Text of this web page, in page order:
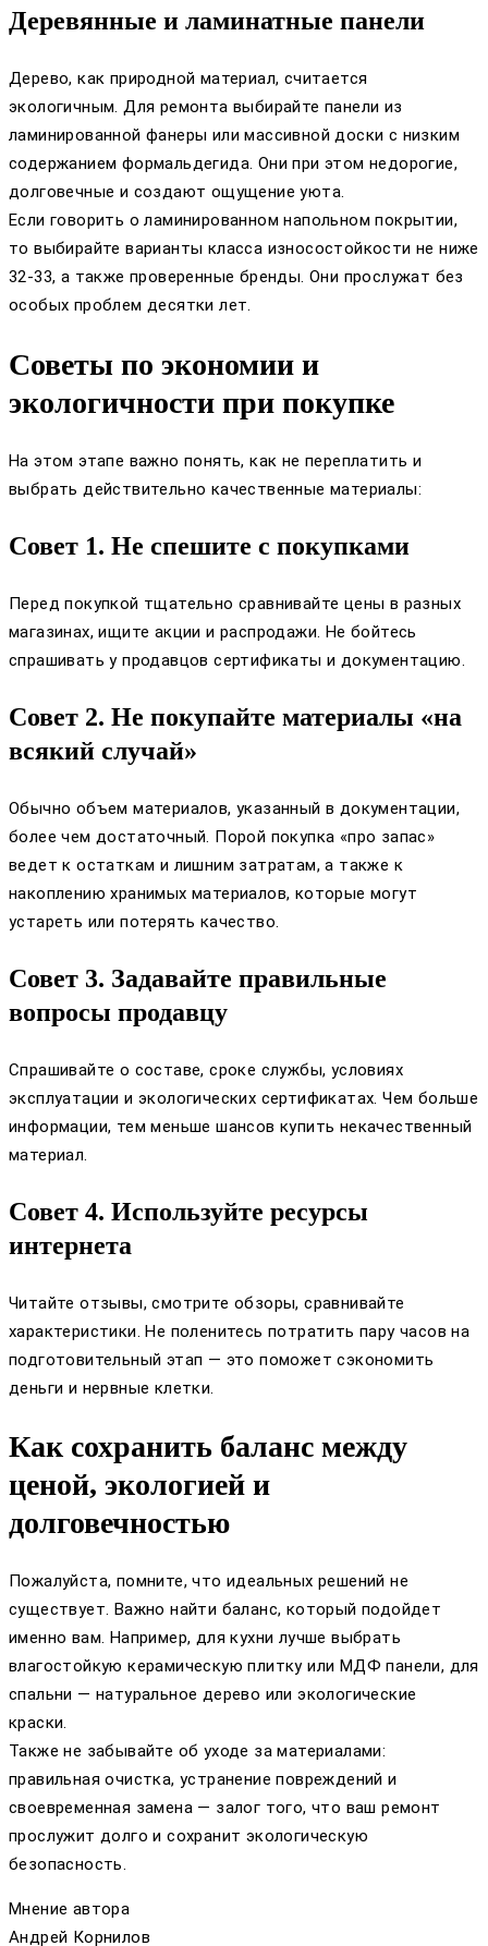
Деревянные и ламинатные панели
Дерево, как природной материал, считается
экологичным. Для ремонта выбирайте панели из
ламинированной фанеры или массивной доски с низким
содержанием формальдегида. Они при этом недорогие,
долговечные и создают ощущение уюта.
Если говорить о ламинированном напольном покрытии,
то выбирайте варианты класса износостойкости не ниже
32-33, а также проверенные бренды. Они прослужат без
особых проблем десятки лет.
Советы по экономии и
экологичности при покупке
На этом этапе важно понять, как не переплатить и
выбрать действительно качественные материалы:
Совет 1. Не спешите с покупками
Перед покупкой тщательно сравнивайте цены в разных
магазинах, ищите акции и распродажи. Не бойтесь
спрашивать у продавцов сертификаты и документацию.
Совет 2. Не покупайте материалы «на
всякий случай»
Обычно объем материалов, указанный в документации,
более чем достаточный. Порой покупка «про запас»
ведет к остаткам и лишним затратам, а также к
накоплению хранимых материалов, которые могут
устареть или потерять качество.
Совет 3. Задавайте правильные
вопросы продавцу
Спрашивайте о составе, сроке службы, условиях
эксплуатации и экологических сертификатах. Чем больше
информации, тем меньше шансов купить некачественный
материал.
Совет 4. Используйте ресурсы
интернета
Читайте отзывы, смотрите обзоры, сравнивайте
характеристики. Не поленитесь потратить пару часов на
подготовительный этап — это поможет сэкономить
деньги и нервные клетки.
Как сохранить баланс между
ценой, экологией и
долговечностью
Пожалуйста, помните, что идеальных решений не
существует. Важно найти баланс, который подойдет
именно вам. Например, для кухни лучше выбрать
влагостойкую керамическую плитку или МДФ панели, для
спальни — натуральное дерево или экологические
краски.
Также не забывайте об уходе за материалами:
правильная очистка, устранение повреждений и
своевременная замена — залог того, что ваш ремонт
прослужит долго и сохранит экологическую
безопасность.
Мнение автора
Андрей Корнилов